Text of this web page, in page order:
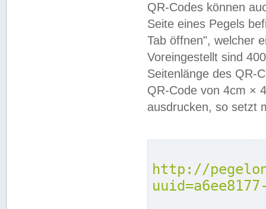
QR-Codes können
Seite eines Pegels
Tab öffnen", welcher
Voreingestellt sind
Seitenlänge des QR-
QR-Code von 4cm ×
ausdrucken, so setzt
http://